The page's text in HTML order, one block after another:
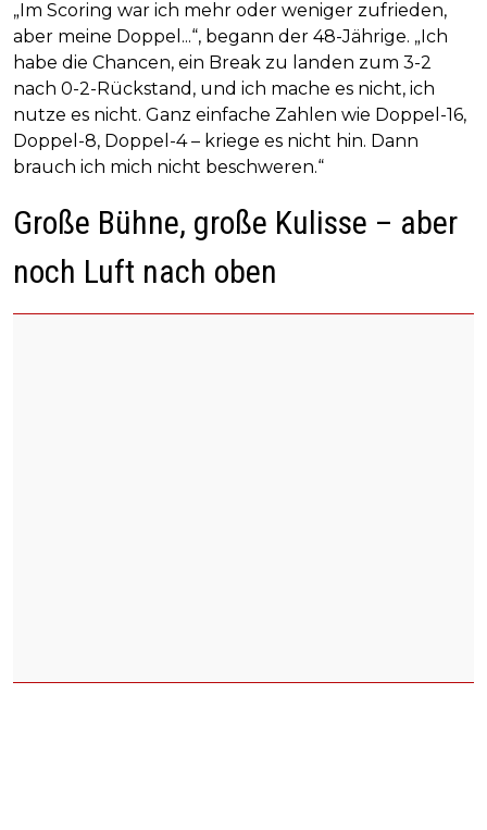
„Im Scoring war ich mehr oder weniger zufrieden,
aber meine Doppel...“, begann der 48-Jährige. „Ich
habe die Chancen, ein Break zu landen zum 3-2
nach 0-2-Rückstand, und ich mache es nicht, ich
nutze es nicht. Ganz einfache Zahlen wie Doppel-16,
Doppel-8, Doppel-4 – kriege es nicht hin. Dann
brauch ich mich nicht beschweren.“
Große Bühne, große Kulisse – aber
noch Luft nach oben